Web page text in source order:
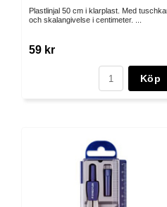
Plastlinjal 50 cm i klarplast. Med
och skalangivelse i centimeter. ...
59 kr
Köp